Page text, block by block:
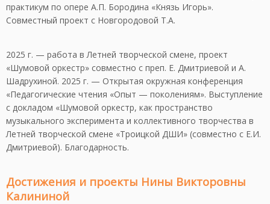
практикум по опере А.П. Бородина «Князь Игорь».
Совместный проект с Новгородовой Т.А.
2025 г. — работа в Летней творческой смене, проект
«Шумовой оркестр» совместно с преп. Е. Дмитриевой и А.
Шадрухиной. 2025 г. — Открытая окружная конференция
«Педагогические чтения «Опыт — поколениям». Выступление
с докладом «Шумовой оркестр, как пространство
музыкального эксперимента и коллективного творчества в
Летней творческой смене «Троицкой ДШИ» (совместно с Е.И.
Дмитриевой). Благодарность.
Достижения и проекты Нины Викторовны
Калининой